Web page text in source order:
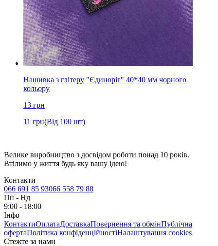
Нашивка з глітеру "Єдиноріг" 40*40 мм чорного
кольору
13 грн
11 грн(Від 100 шт)
Велике виробництво з досвідом роботи понад 10 років.
Втілимо у життя будь яку вашу ідею!
Контакти
066 691 85 93066 558 79 88
Пн - Нд
9:00 - 18:00
Інфо
КонтактиОплатаДоставкаПовернення та обмінПублічна
офертаПолітика конфіденційностіНалаштування cookies
Стежте за нами